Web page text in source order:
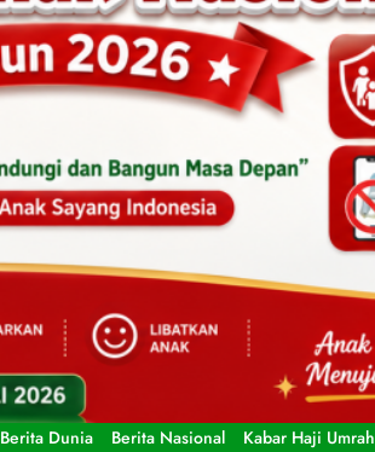
Berita Dunia Berita Nasional
Kabar Haji Umrah